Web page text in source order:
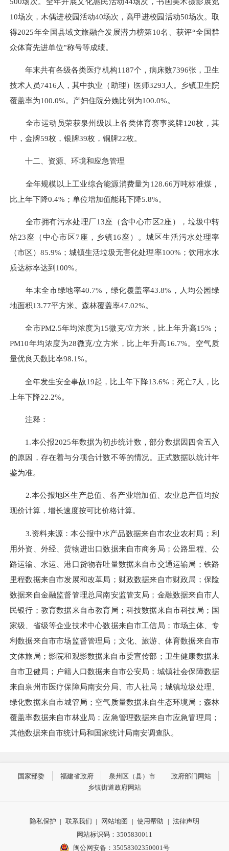
10场次，木偶进校园活动40场次，高甲进校园活动50场次。取
得2025年全国县域文旅融合发展潜力榜第10名、获评“全国群
众体育先进单位”称号等成绩。
年末共有各级各类医疗机构1187个，病床数7396张，卫生
技术人员7416人，其中执业（助理）医师3293人。乡镇卫生院
覆盖率为100.0%。产妇住院分娩比例为100.0%。
全市运动员荣获泉州级以上各类体育赛事奖牌120枚，其
中，金牌59枚，银牌39枚，铜牌22枚。
十二、资源、环境和应急管理
全年规模以上工业综合能源消费量为128.66万吨标准煤，
比上年下降0.4%；单位增加值能耗下降5.8%。
全市拥有污水处理厂13座（含中心市区2座），垃圾中转
站23座（中心市区7座，乡镇16座）。城区生活污水处理率
（市区）85.9%；城镇生活垃圾无害化处理率100%；饮用水水
质达标率达到100%。
年末全市绿地率40.7%，绿化覆盖率43.8%，人均公园绿
地面积13.77平方米。森林覆盖率47.02%。
全市PM2.5年均浓度为15微克/立方米，比上年升高15%；
PM10年均浓度为28微克/立方米，比上年升高16.7%。空气质
量优良天数比率98.1%。
全年发生安全事故19起，比上年下降13.6%；死亡7人，比
上年下降22.2%。
注释：
1.本公报2025年数据为初步统计数，部分数据因四舍五入
的原因，存在着与分项合计数不等的情况。正式数据以统计年
鉴为准。
2.本公报地区生产总值、各产业增加值、农业总产值均按
现价计算，增长速度按可比价格计算。
3.资料来源：本公报中水产品数据来自市农业农村局；利
用外资、外经、货物进出口数据来自市商务局；公路里程、公
路运输、水运、港口货物吞吐量数据来自市交通运输局；铁路
里程数据来自市发展和改革局；财政数据来自市财政局；保险
数据来自金融监督管理总局南安监管支局；金融数据来自市人
民银行；教育数据来自市教育局；科技数据来自市科技局；国
家级、省级等企业技术中心数据来自市工信局；市场主体、专
利数据来自市市场监督管理局；文化、旅游、体育数据来自市
文体旅局；影院和观影数据来自市委宣传部；卫生健康数据来
自市卫健局；户籍人口数据来自市公安局；城镇社会保障数据
来自泉州市医疗保障局南安分局、市人社局；城镇垃圾处理、
绿化数据来自市城管局；空气质量数据来自生态环境局；森林
覆盖率数据来自市林业局；应急管理数据来自市应急管理局；
其他数据来自市统计局和国家统计局南安调查队。
国家部委 福建省政府 泉州区（县）市
政府部门网站
乡镇街道政府网站
隐私保护 | 联系我们 | 网站地图 | 使用帮助 | 法律声明
网站标识码：3505830011
闽公网安备：35058302350001号